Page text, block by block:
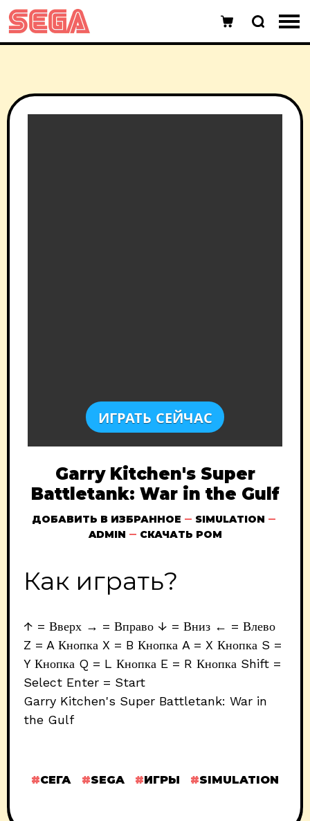
ИГРАТЬ СЕЙЧАС
Garry Kitchen's Super
Battletank: War in the Gulf
ДОБАВИТЬ В ИЗБРАННОЕ
SIMULATION
ADMIN
СКАЧАТЬ РОМ
Как играть?
↑ = Вверх → = Вправо ↓ = Вниз ← = Влево
Z = A Кнопка X = B Кнопка A = X Кнопка S =
Y Кнопка Q = L Кнопка E = R Кнопка Shift =
Select Enter = Start
Garry Kitchen's Super Battletank: War in
the Gulf
СЕГА SEGA ИГРЫ SIMULATION